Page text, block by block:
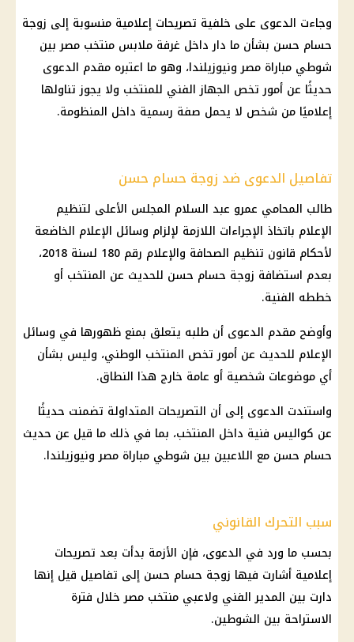
وجاءت الدعوى على خلفية تصريحات إعلامية منسوبة إلى زوجة
حسام حسن بشأن ما دار داخل غرفة ملابس منتخب مصر بين
شوطي مباراة مصر ونيوزيلندا، وهو ما اعتبره مقدم الدعوى
حديثًا عن أمور تخص الجهاز الفني للمنتخب ولا يجوز تناولها
إعلاميًا من شخص لا يحمل صفة رسمية داخل المنظومة.
تفاصيل الدعوى ضد زوجة حسام حسن
طالب المحامي عمرو عبد السلام المجلس الأعلى لتنظيم
الإعلام باتخاذ الإجراءات اللازمة لإلزام وسائل الإعلام الخاضعة
لأحكام قانون تنظيم الصحافة والإعلام رقم 180 لسنة 2018،
بعدم استضافة زوجة حسام حسن للحديث عن المنتخب أو
خططه الفنية.
وأوضح مقدم الدعوى أن طلبه يتعلق بمنع ظهورها في وسائل
الإعلام للحديث عن أمور تخص المنتخب الوطني، وليس بشأن
أي موضوعات شخصية أو عامة خارج هذا النطاق.
واستندت الدعوى إلى أن التصريحات المتداولة تضمنت حديثًا
عن كواليس فنية داخل المنتخب، بما في ذلك ما قيل عن حديث
حسام حسن مع اللاعبين بين شوطي مباراة مصر ونيوزيلندا.
سبب التحرك القانوني
بحسب ما ورد في الدعوى، فإن الأزمة بدأت بعد تصريحات
إعلامية أشارت فيها زوجة حسام حسن إلى تفاصيل قيل إنها
دارت بين المدير الفني ولاعبي منتخب مصر خلال فترة
الاستراحة بين الشوطين.